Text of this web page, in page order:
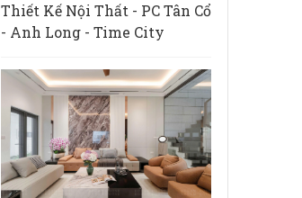
Thiết Kế Nội Thất - PC Tân Cổ
- Anh Long - Time City